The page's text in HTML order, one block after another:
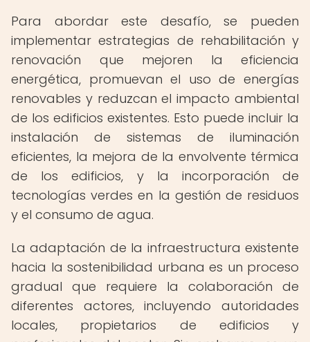
Para abordar este desafío, se pueden
implementar estrategias de rehabilitación y
renovación que mejoren la eficiencia
energética, promuevan el uso de energías
renovables y reduzcan el impacto ambiental
de los edificios existentes. Esto puede incluir la
instalación de sistemas de iluminación
eficientes, la mejora de la envolvente térmica
de los edificios, y la incorporación de
tecnologías verdes en la gestión de residuos
y el consumo de agua.
La adaptación de la infraestructura existente
hacia la sostenibilidad urbana es un proceso
gradual que requiere la colaboración de
diferentes actores, incluyendo autoridades
locales, propietarios de edificios y